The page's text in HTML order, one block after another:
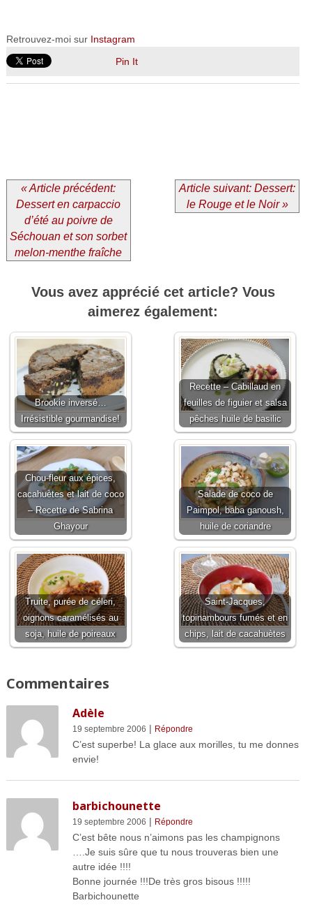
Retrouvez-moi sur Instagram
Pin It
« Article précédent:
Dessert en carpaccio
d’été au poivre de
Séchouan et son sorbet
melon-menthe fraîche
Article suivant: Dessert:
le Rouge et le Noir »
Vous avez apprécié cet article? Vous
aimerez également:
Brookie inversé…
Irrésistible gourmandise!
Recette – Cabillaud en
feuilles de figuier et salsa
pêches huile de basilic
Chou-fleur aux épices,
cacahuètes et lait de coco
– Recette de Sabrina
Ghayour
Salade de coco de
Paimpol, baba ganoush,
huile de coriandre
Truite, purée de céleri,
oignons caramélisés au
soja, huile de poireaux
Saint-Jacques,
topinambours fumés et en
chips, lait de cacahuètes
Commentaires
Adèle
19 septembre 2006 | Répondre
C’est superbe! La glace aux morilles, tu me donnes
envie!
barbichounette
19 septembre 2006 | Répondre
C’est bête nous n’aimons pas les champignons
….Je suis sûre que tu nous trouveras bien une
autre idée !!!!
Bonne journée !!!De très gros bisous !!!!!
Barbichounette